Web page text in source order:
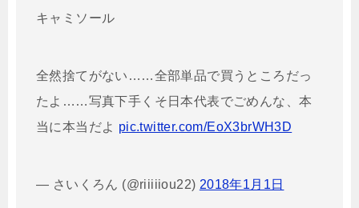
キャミソール
全然捨てがない……全部単品で買うところだっ
たよ……写真下手くそ日本代表でごめんな、本
当に本当だよ pic.twitter.com/EoX3brWH3D
— さいくろん (@riiiiiou22) 2018年1月1日